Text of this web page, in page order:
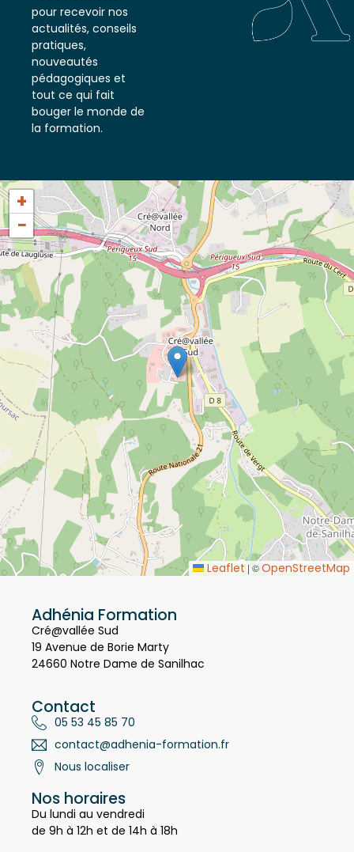
notre newsletter
pour recevoir nos
actualités, conseils
pratiques,
nouveautés
pédagogiques et
tout ce qui fait
bouger le monde de
+
−
Adhénia Formation
Cré@vallée Sud
19 Avenue de Borie Marty
Contact
05 53 45 85 70
contact@adhenia-formation.fr
Nos horaires
Du lundi au vendredi